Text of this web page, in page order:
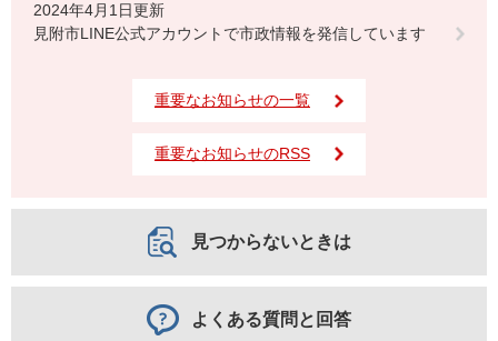
2024年4月1日更新
見附市LINE公式アカウントで市政情報を発信しています
重要なお知らせの一覧
重要なお知らせのRSS
見つからないときは
よくある質問と回答